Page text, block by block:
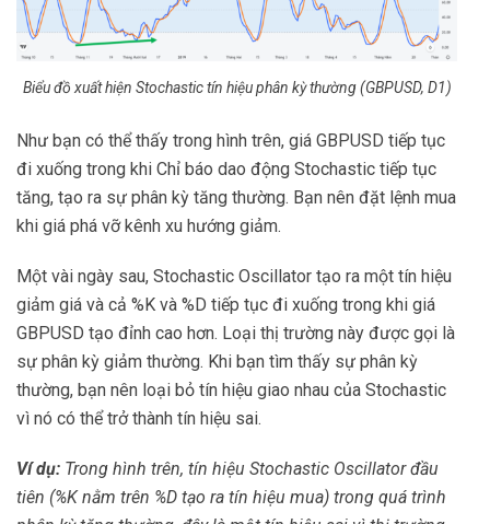
Biểu đồ xuất hiện Stochastic tín hiệu phân kỳ thường (GBPUSD, D1)
Như bạn có thể thấy trong hình trên, giá GBPUSD tiếp tục
đi xuống trong khi Chỉ báo dao động Stochastic tiếp tục
tăng, tạo ra sự phân kỳ tăng thường. Bạn nên đặt lệnh mua
khi giá phá vỡ kênh xu hướng giảm.
Một vài ngày sau, Stochastic Oscillator tạo ra một tín hiệu
giảm giá và cả %K và %D tiếp tục đi xuống trong khi giá
GBPUSD tạo đỉnh cao hơn. Loại thị trường này được gọi là
sự phân kỳ giảm thường. Khi bạn tìm thấy sự phân kỳ
thường, bạn nên loại bỏ tín hiệu giao nhau của Stochastic
vì nó có thể trở thành tín hiệu sai.
Ví dụ: Trong hình trên, tín hiệu Stochastic Oscillator đầu
tiên (%K nằm trên %D tạo ra tín hiệu mua) trong quá trình